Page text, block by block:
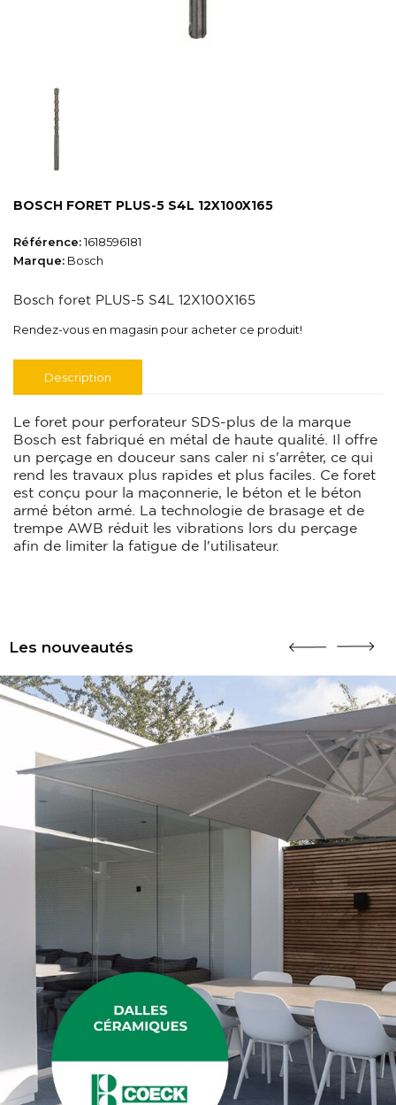
BOSCH FORET PLUS-5 S4L 12X100X165
Référence:1618596181
Marque: Bosch
Bosch foret PLUS-5 S4L 12X100X165
Rendez-vous en magasin pour acheter ce produit!
Description
Le foret pour perforateur SDS-plus de la marque
Bosch est fabriqué en métal de haute qualité. Il offre
un perçage en douceur sans caler ni s'arrêter, ce qui
rend les travaux plus rapides et plus faciles. Ce foret
est conçu pour la maçonnerie, le béton et le béton
armé béton armé. La technologie de brasage et de
trempe AWB réduit les vibrations lors du perçage
afin de limiter la fatigue de l'utilisateur.
Les nouveautés